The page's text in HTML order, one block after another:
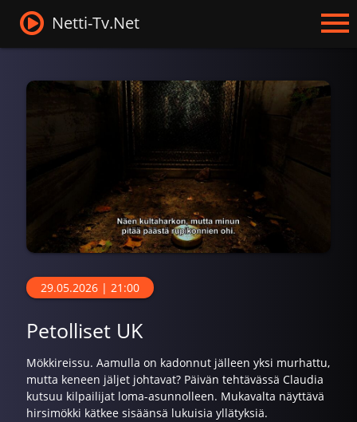
Netti-Tv.Net
29.05.2026 | 21:00
Petolliset UK
Mökkireissu. Aamulla on kadonnut jälleen yksi murhattu,
mutta keneen jäljet johtavat? Päivän tehtävässä Claudia
kutsuu kilpailijat loma-asunnolleen. Mukavalta näyttävä
hirsimökki kätkee sisäänsä lukuisia yllätyksiä.